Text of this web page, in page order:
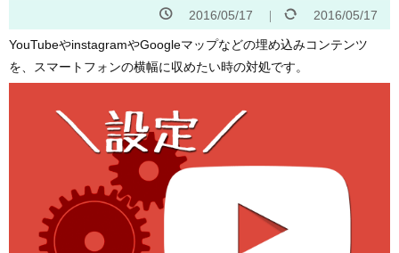
2016/05/17 2016/05/17
YouTubeやinstagramやGoogleマップなどの埋め込みコンテンツ
を、スマートフォンの横幅に収めたい時の対処です。